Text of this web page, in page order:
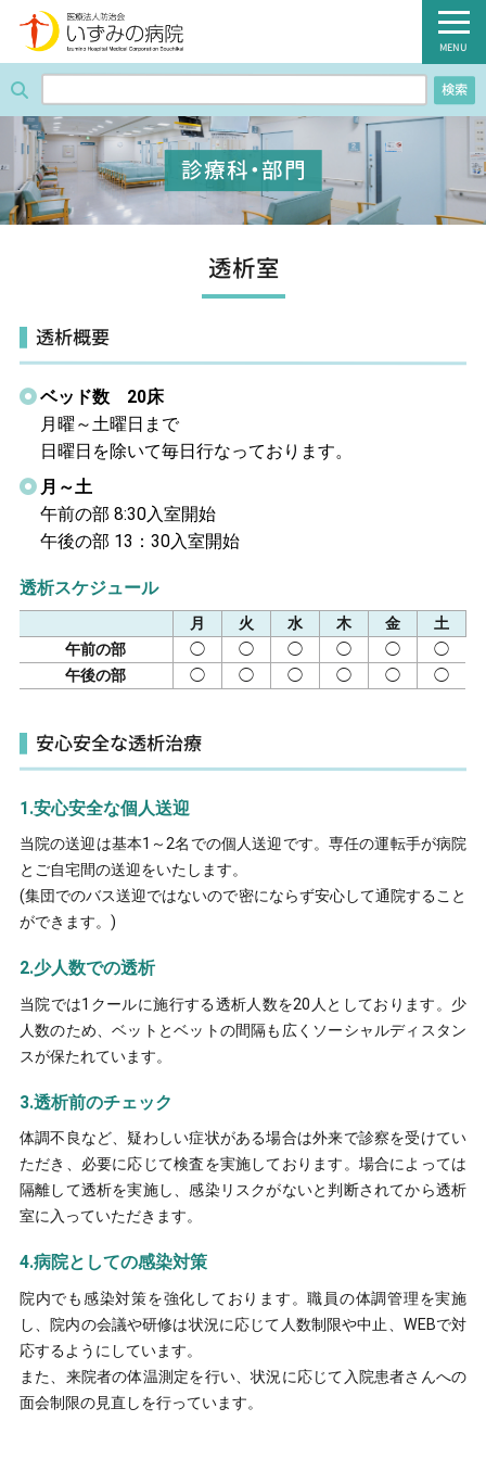
病院紹介
外来のご案内
健診のご案内
病棟のご案内
職員募集のご案内
看護部
アクセス
お問い合わせ
〒781-0011
高知県高知市薊野北町２丁目10番53号
午前（月〜土曜）9:00〜12:30
午後（月〜金曜）13:30〜17:00
[受付 午前8:00〜11:30／午後12:30〜16:30]
MENU
検索
診療科・部門
透析室
透析概要
ベッド数 20床
月曜～土曜日まで
日曜日を除いて毎日行なっております。
月～土
午前の部 8:30入室開始
午後の部 13：30入室開始
透析スケジュール
月 火 水 木 金
土
午前の部
◯ ◯ ◯ ◯ ◯
◯
午後の部
◯ ◯ ◯ ◯ ◯ ◯
安心安全な透析治療
1.安心安全な個人送迎
当院の送迎は基本1～2名での個人送迎です。専任の運転手が病院
とご自宅間の送迎をいたします。
(集団でのバス送迎ではないので密にならず安心して通院すること
ができます。)
2.少人数での透析
当院では1クールに施行する透析人数を20人としております。少
人数のため、ベットとベットの間隔も広くソーシャルディスタン
スが保たれています。
3.透析前のチェック
体調不良など、疑わしい症状がある場合は外来で診察を受けてい
ただき、必要に応じて検査を実施しております。場合によっては
隔離して透析を実施し、感染リスクがないと判断されてから透析
室に入っていただきます。
4.病院としての感染対策
院内でも感染対策を強化しております。職員の体調管理を実施
し、院内の会議や研修は状況に応じて人数制限や中止、WEBで対
応するようにしています。
また、来院者の体温測定を行い、状況に応じて入院患者さんへの
面会制限の見直しを行っています。